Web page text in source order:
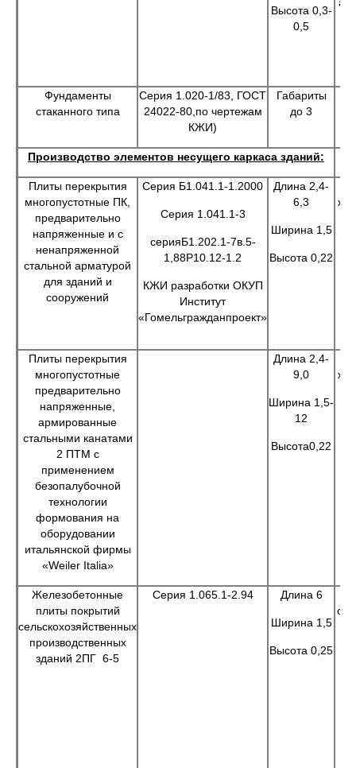
Высота 0,3-
0,5
Фундаменты
стаканного типа
Серия 1.020-1/83, ГОСТ
24022-80,по чертежам
КЖИ)
Габариты
до 3
Производство элементов несущего каркаса зданий:
Плиты перекрытия
многопустотные ПК,
предварительно
напряженные и с
ненапряженной
стальной арматурой
для зданий и
сооружений
Серия Б1.041.1-1.2000
Серия 1.041.1-3
серияБ1.202.1-7в.5-
1,88Р10.12-1.2
КЖИ разработки ОКУП
Институт
«Гомельгражданпроект»
Длина 2,4-
6,3
Ширина 1,5
Высота 0,22
Плиты перекрытия
многопустотные
предварительно
напряженные,
армированные
стальными канатами
2 ПТМ с
применением
безопалубочной
технологии
формования на
оборудовании
итальянской фирмы
«Weiler Italia»
Длина 2,4-
9,0
Ширина 1,5-
12
Высота0,22
Железобетонные
плиты покрытий
сельскохозяйственных
производственных
зданий 2ПГ 6-5
Серия 1.065.1-2.94 Длина 6
Ширина 1,5
Высота 0,25